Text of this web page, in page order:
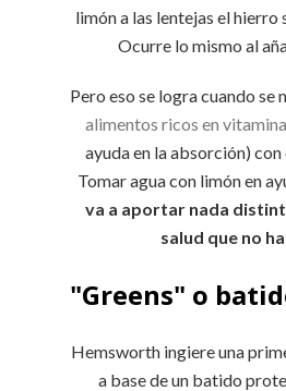
limón a las lentejas el hierro
Ocurre lo mismo al
Pero eso se logra cuando se
alimentos ricos en
ayuda en la absorción)
Tomar agua con limón en
va a aportar nada
salud que no
"Greens" o
Hemsworth ingiere una
a base de un batido